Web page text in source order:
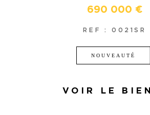
690 000 €
REF : 0021SR
NOUVEAUTÉ
VOIR LE BIEN